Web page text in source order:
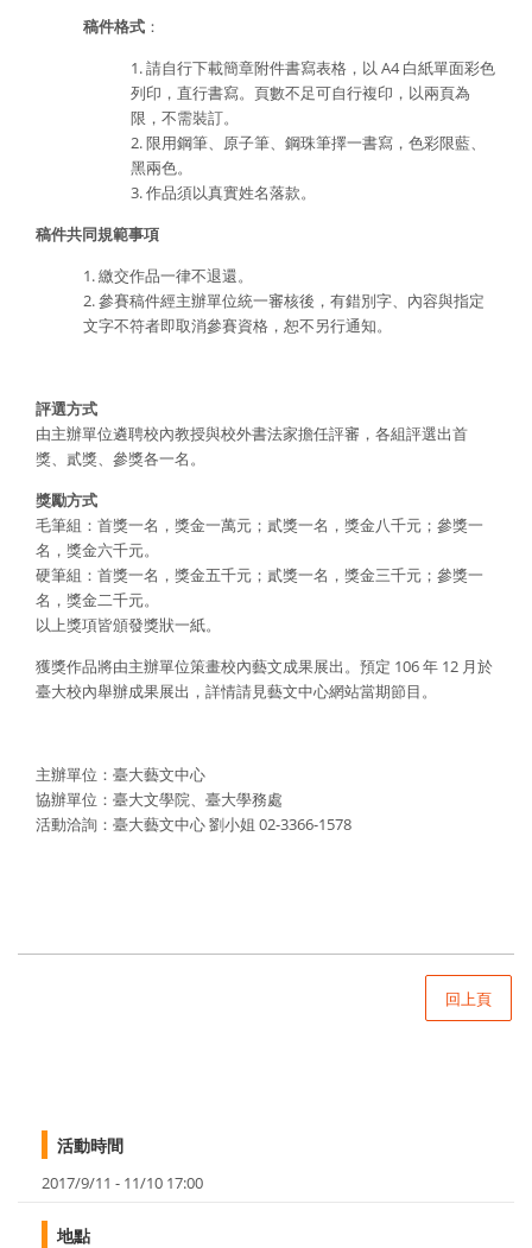
稿件格式 ：
1. 請自行下載簡章附件書寫表格，以 A4 白紙單面彩色
列印，直行書寫。頁數不足可自行複印，以兩頁為
限，不需裝訂。
2. 限用鋼筆、原子筆、鋼珠筆擇一書寫，色彩限藍、
黑兩色。
3. 作品須以真實姓名落款。
稿件共同規範事項
1. 繳交作品一律不退還。
2. 參賽稿件經主辦單位統一審核後，有錯別字、內容與指定
文字不符者即取消參賽資格，恕不另行通知。
評選方式
由主辦單位遴聘校內教授與校外書法家擔任評審，各組評選出首
獎、貳獎、參獎各一名。
獎勵方式
毛筆組：首獎一名，獎金一萬元；貳獎一名，獎金八千元；參獎一
名，獎金六千元。
硬筆組：首獎一名，獎金五千元；貳獎一名，獎金三千元；參獎一
名，獎金二千元。
以上獎項皆頒發獎狀一紙。
獲獎作品將由主辦單位策畫校內藝文成果展出。預定 106 年 12 月於
臺大校內舉辦成果展出，詳情請見藝文中心網站當期節目。
主辦單位：臺大藝文中心
協辦單位：臺大文學院、臺大學務處
活動洽詢：臺大藝文中心 劉小姐 02-3366-1578
回上頁
活動時間
2017/9/11 - 11/10 17:00
地點